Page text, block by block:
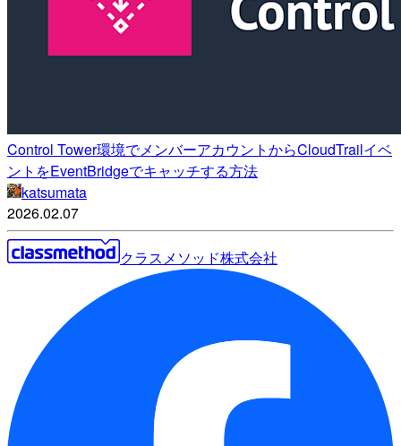
Control Tower環境でメンバーアカウントからCloudTrailイベ
ントをEventBridgeでキャッチする方法
katsumata
2026.02.07
クラスメソッド株式会社